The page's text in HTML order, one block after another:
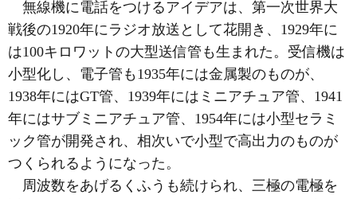
無線機に電話をつけるアイデアは、第一次世界大
戦後の1920年にラジオ放送として花開き、1929年に
は100キロワットの大型送信管も生まれた。受信機は
小型化し、電子管も1935年には金属製のものが、
1938年にはGT管、1939年にはミニアチュア管、1941
年にはサブミニアチュア管、1954年には小型セラミ
ック管が開発され、相次いで小型で高出力のものが
つくられるようになった。
周波数をあげるくふうも続けられ、三極の電極を